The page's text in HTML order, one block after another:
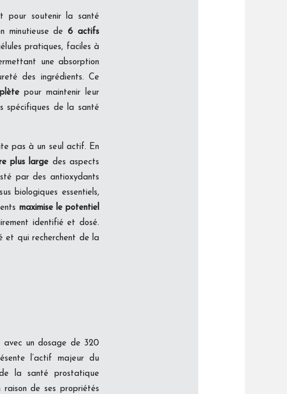
pour soutenir la santé
minutieuse de6 actifs
pratiques, faciles à
une absorption
des ingrédients. Ce
pour maintenir leur
spécifiques de la santé
pas à un seul actif. En
plus large des aspects
par des antioxydants
biologiques essentiels,
maximise le potentiel
identifié et dosé.
et qui recherchent de la
avec un dosage de 320
l’actif majeur du
la santé prostatique
de ses propriétés